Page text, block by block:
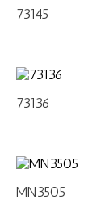
73145
73136
MN3505